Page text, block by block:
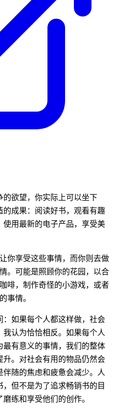
欲望，你实际上可以坐下
成果：阅读好书，观看有趣
用最新的电子产品，享受美
你享受这些事情，而你则去做
。可能是照顾你的花园，以合
啡，制作奇怪的小游戏，或者
事情。
：如果每个人都这样做，社会
我认为恰恰相反。如果每个人
最有意义的事情，我们的整体
升。对社会有用的物品仍然会
伴随的焦虑和疲惫会减少。人
，但不是为了追求畅销书的目
练和享受他们的创作。